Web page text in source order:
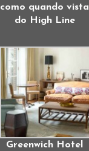
como quando vista
do High Line
Greenwich Hotel